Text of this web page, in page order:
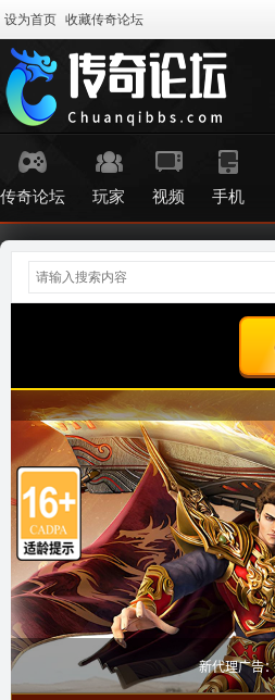
设为首页 收藏传奇论坛
传奇论坛 玩家 视频 手机